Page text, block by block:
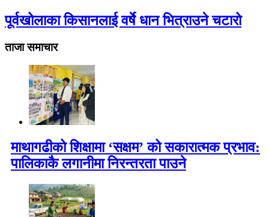
पूर्वखोलाका किसानलाई वर्षे धान भित्राउने चटारो
ताजा समाचार
माथागढीको शिक्षामा ‘सक्षम’ को सकारात्मक प्रभाव:
पालिकाकै लगानीमा निरन्तरता पाउने